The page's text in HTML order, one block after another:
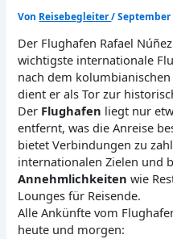
Von Reisebegleiter/September
Der Flughafen Rafael
wichtigste internationale
nach dem
dient er als Tor zur
Der Flughafen liegt nur
entfernt, was die Anreise
bietet Verbindungen zu
internationalen Zielen und
Annehmlichkeiten wie
Lounges für Reisende.
Alle Ankünfte vom
heute und morgen: